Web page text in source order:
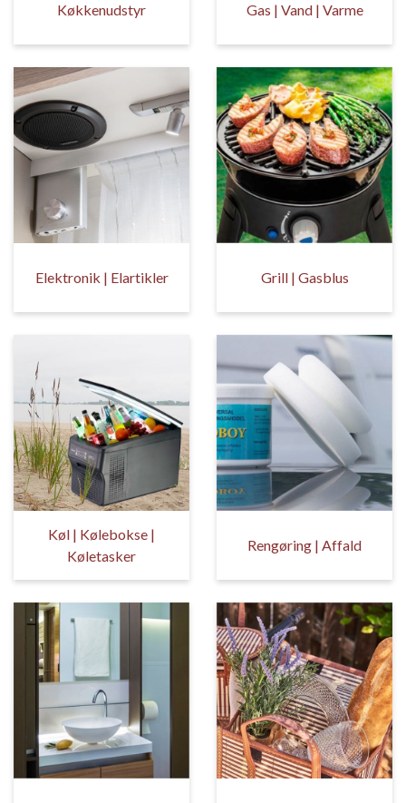
Køkkenudstyr Gas | Vand | Varme
Elektronik | Elartikler Grill | Gasblus
Køl | Kølebokse |
Køletasker
Rengøring | Affald